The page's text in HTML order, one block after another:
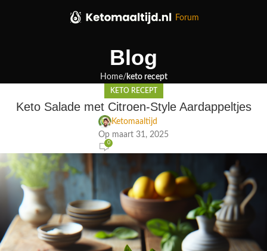
Forum
Blog
Home keto recept
KETO RECEPT
Keto Salade met Citroen-Style Aardappeltjes
Ketomaaltijd
Op maart 31, 2025
0